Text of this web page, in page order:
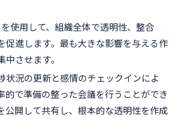
を使用して、組織全体で透明性、整合
促進します。最も大きな影響を与える作
中させます。
状況の更新と感情のチェックインによ
的で準備の整った会議を行うことができ
公開して共有し、根本的な透明性を作成